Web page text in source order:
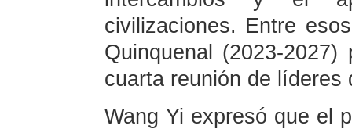
civilizaciones. Entre
Quinquenal (2023-
cuarta reunión de líderes
Wang Yi expresó que el